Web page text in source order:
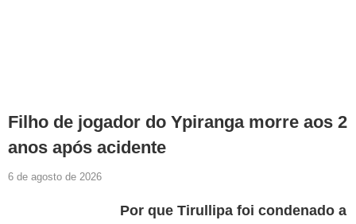
Filho de jogador do Ypiranga morre aos 2
anos após acidente
6 de agosto de 2026
Por que Tirullipa foi condenado a